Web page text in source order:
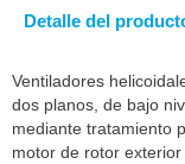
Detalle del
Ventiladores
dos planos, de bajo
mediante tratamiento
motor de rotor